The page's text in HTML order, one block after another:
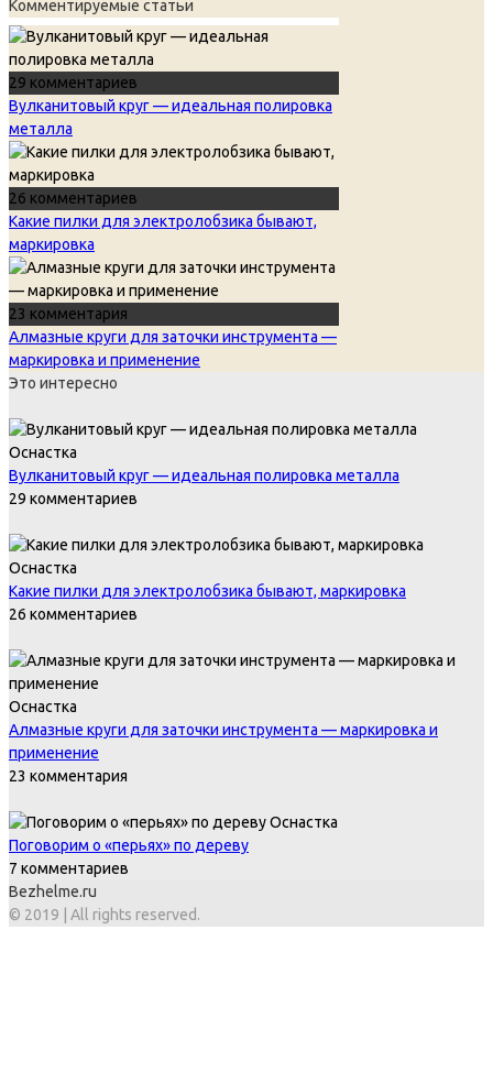
Комментируемые статьи
29 комментариев
Вулканитовый круг — идеальная полировка
металла
26 комментариев
Какие пилки для электролобзика бывают,
маркировка
23 комментария
Алмазные круги для заточки инструмента —
маркировка и применение
Это интересно
Оснастка
Вулканитовый круг — идеальная полировка металла
29 комментариев
Оснастка
Какие пилки для электролобзика бывают, маркировка
26 комментариев
Оснастка
Алмазные круги для заточки инструмента — маркировка и
применение
23 комментария
Оснастка
Поговорим о «перьях» по дереву
7 комментариев
Bezhelme.ru
© 2019 | All rights reserved.